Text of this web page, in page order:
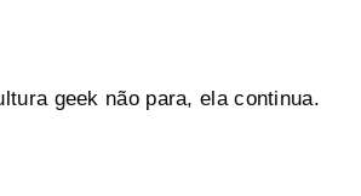
geek não para, ela continua.